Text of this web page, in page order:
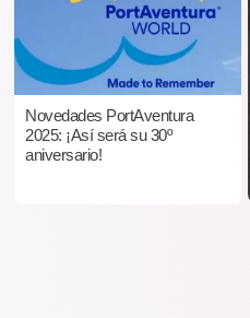
Novedades PortAventura
2025: ¡Así será su 30º
aniversario!